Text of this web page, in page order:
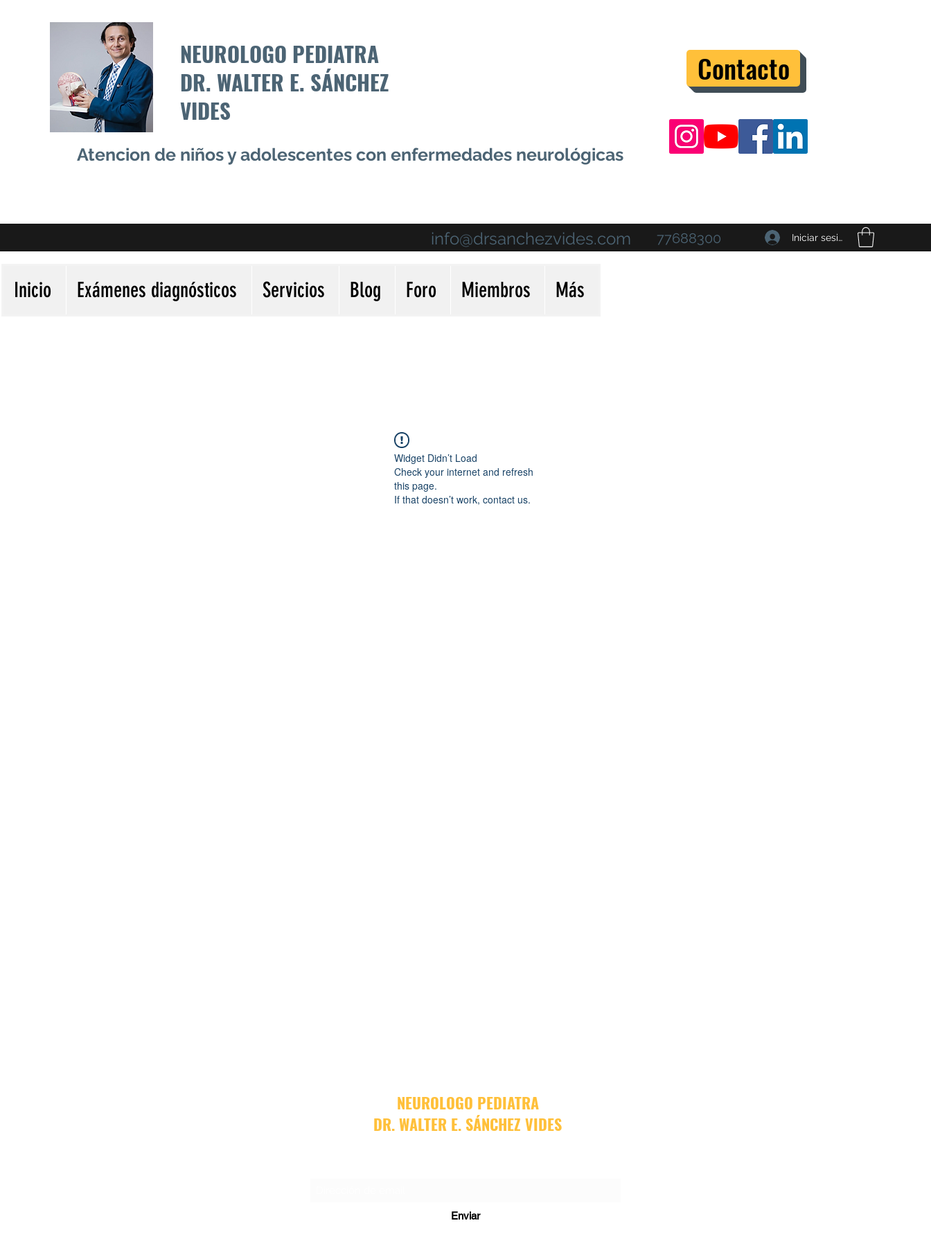
NEUROLOGO PEDIATRA
DR. WALTER E. SÁNCHEZ
VIDES
Atencion de niños y adolescentes con enfermedades neurológicas
Contacto
info@drsanchezvides.com 77688300 Iniciar sesión
Inicio Exámenes diagnósticos Servicios Blog Foro Miembros Más
Widget Didn’t Load
Check your internet and refresh
this page.
If that doesn’t work, contact us.
NEUROLOGO PEDIATRA
DR. WALTER E. SÁNCHEZ VIDES
Enviar